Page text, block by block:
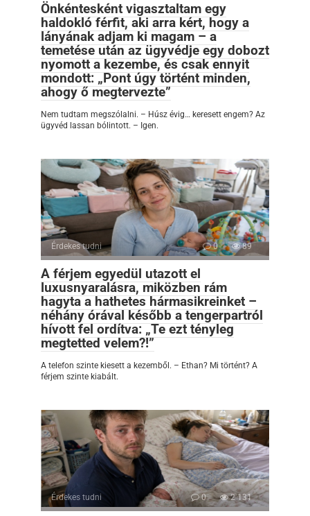
Önkéntesként vigasztaltam egy
haldokló férfit, aki arra kért, hogy a
lányának adjam ki magam – a
temetése után az ügyvédje egy dobozt
nyomott a kezembe, és csak ennyit
mondott: „Pont úgy történt minden,
ahogy ő megtervezte”
Nem tudtam megszólalni. – Húsz évig… keresett engem? Az
ügyvéd lassan bólintott. – Igen.
Érdekes tudni 0 89
A férjem egyedül utazott el
luxusnyaralásra, miközben rám
hagyta a hathetes hármasikreinket –
néhány órával később a tengerpartról
hívott fel ordítva: „Te ezt tényleg
megtetted velem?!”
A telefon szinte kiesett a kezemből. – Ethan? Mi történt? A
férjem szinte kiabált.
Érdekes tudni 0 2 131